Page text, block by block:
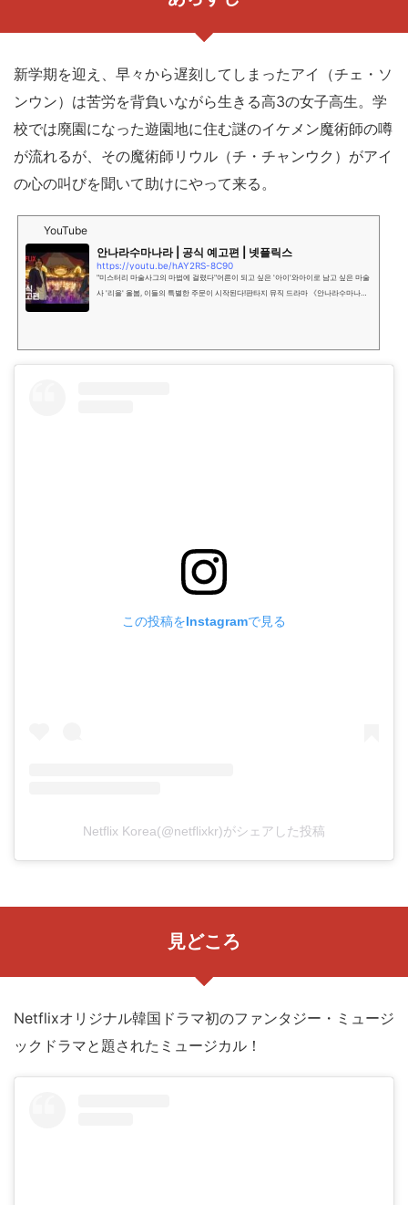
新学期を迎え、早々から遅刻してしまったアイ（チェ・ソ
ンウン）は苦労を背負いながら生きる高3の女子高生。学
校では廃園になった遊園地に住む謎のイケメン魔術師の噂
が流れるが、その魔術師リウル（チ・チャンウク）がアイ
の心の叫びを聞いて助けにやって来る。
YouTube
안나라수마나라 | 공식 예고편 | 넷플릭스
https://youtu.be/hAY2RS-8C90
"미스터리 마술사그의 마법에 걸렸다"어른이 되고 싶은 '아이'와아이로 남고 싶은 마술
사 '리을' 올봄, 이들의 특별한 주문이 시작된다!판타지 뮤직 드라마 《안나라수마나
この投稿をInstagramで見る
Netflix Korea(@netflixkr)がシェアした投稿
見どころ
Netflixオリジナル韓国ドラマ初のファンタジー・ミュージ
ックドラマと題されたミュージカル！